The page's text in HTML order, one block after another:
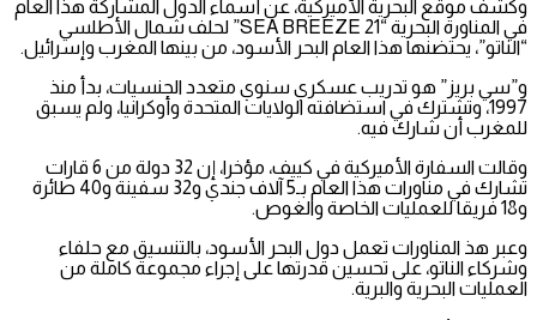
وكشف موقع البحرية الأميركية، عن أسماء الدول المشاركة هذا العام
في المناورة البحرية “SEA BREEZE 21” لحلف شمال الأطلسي
“الناتو”، يحتضنها هذا العام البحر الأسود، من بينها المغرب وإسرائيل.
و”سي بريز” هو تدريب عسكري سنوي متعدد الجنسيات، بدأ منذ
1997، وتشترك في استضافته الولايات المتحدة وأوكرانيا، ولم يسبق
للمغرب أن شارك فيه.
وقالت السفارة الأميركية في كييف، مؤخرا، إن 32 دولة من 6 قارات
تشارك في مناورات هذا العام بـ5 آلاف جندي و32 سفينة و40 طائرة
و18 فريقا للعمليات الخاصة والغوص.
وعبر هذ المناورات تعمل دول البحر الأسود، بالتنسيق مع حلفاء
وشركاء الناتو، على تحسين قدرتها على إجراء مجموعة كاملة من
العمليات البحرية والبرية.